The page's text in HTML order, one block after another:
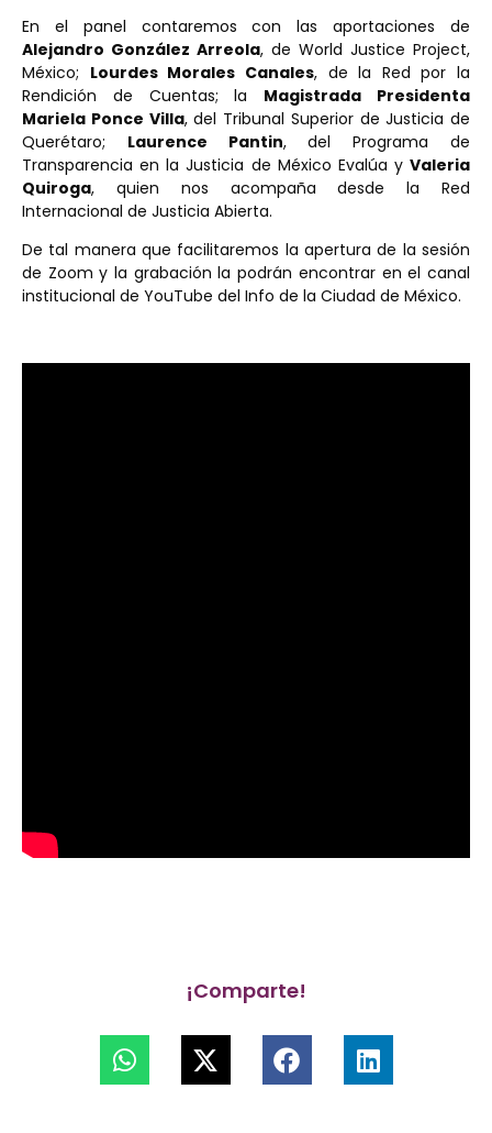
En el panel contaremos con las aportaciones de
Alejandro González Arreola, de World Justice Project,
México; Lourdes Morales Canales, de la Red por la
Rendición de Cuentas; la Magistrada Presidenta
Mariela Ponce Villa, del Tribunal Superior de Justicia de
Querétaro; Laurence Pantin, del Programa de
Transparencia en la Justicia de México Evalúa y Valeria
Quiroga, quien nos acompaña desde la Red
Internacional de Justicia Abierta.
De tal manera que facilitaremos la apertura de la sesión
de Zoom y la grabación la podrán encontrar en el canal
institucional de YouTube del Info de la Ciudad de México.
¡Comparte!